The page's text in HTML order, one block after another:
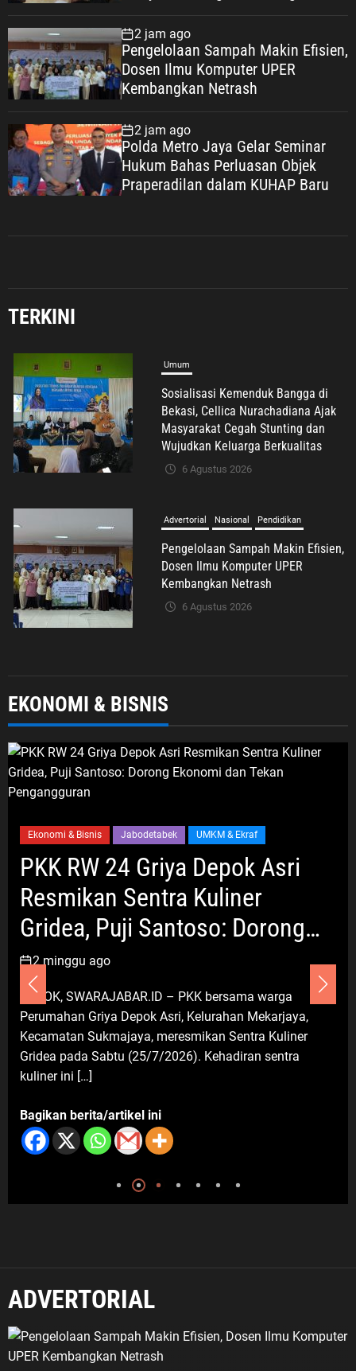
2 jam ago
Pengelolaan Sampah Makin Efisien,
Dosen Ilmu Komputer UPER
Kembangkan Netrash
2 jam ago
Polda Metro Jaya Gelar Seminar
Hukum Bahas Perluasan Objek
Praperadilan dalam KUHAP Baru
TERKINI
Umum
Sosialisasi Kemenduk Bangga di
Bekasi, Cellica Nurachadiana Ajak
Masyarakat Cegah Stunting dan
Wujudkan Keluarga Berkualitas
6 Agustus 2026
Advertorial Nasional Pendidikan
Pengelolaan Sampah Makin Efisien,
Dosen Ilmu Komputer UPER
Kembangkan Netrash
6 Agustus 2026
Polda Metro Jaya Gelar Seminar
Hukum Bahas Perluasan Objek
Praperadilan dalam KUHAP Baru
Umum
Darsum Apresiasi Kepedulian
Cellica Nurachadiana terhadap
Kabupaten Bekasi: Bukti
Pengabdian yang Nyata untuk
Masyarakat
Jabodetabek Pemerintahan
Politik Dan Hukum Seputar Jabar
Imigrasi Depok Sasar Pelajar SMAN
2 Depok: Waspadai Jebakan Kerja
EKONOMI & BISNIS
Ekonomi & Bisnis Jabodetabek UMKM & Ekraf
PKK RW 24 Griya Depok Asri
Resmikan Sentra Kuliner
Gridea, Puji Santoso: Dorong
Ekonomi dan Tekan
Pengangguran
2 minggu ago
DEPOK, SWARAJABAR.ID – PKK bersama warga
Perumahan Griya Depok Asri, Kelurahan Mekarjaya,
Kecamatan Sukmajaya, meresmikan Sentra Kuliner
Gridea pada Sabtu (25/7/2026). Kehadiran sentra
kuliner ini […]
Bagikan berita/artikel ini
ADVERTORIAL